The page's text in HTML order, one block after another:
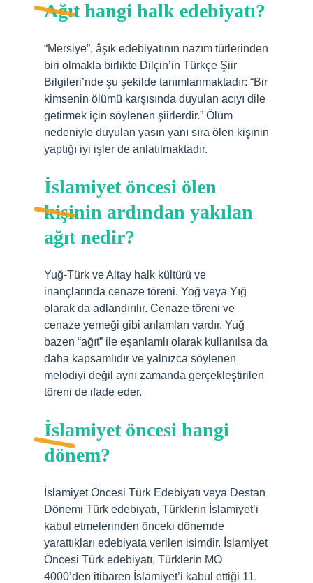
Ağıt hangi halk edebiyatı?
“Mersiye”, âşık edebiyatının nazım türlerinden
biri olmakla birlikte Dilçin’in Türkçe Şiir
Bilgileri’nde şu şekilde tanımlanmaktadır: “Bir
kimsenin ölümü karşısında duyulan acıyı dile
getirmek için söylenen şiirlerdir.” Ölüm
nedeniyle duyulan yasın yanı sıra ölen kişinin
yaptığı iyi işler de anlatılmaktadır.
İslamiyet öncesi ölen
kişinin ardından yakılan
ağıt nedir?
Yuğ-Türk ve Altay halk kültürü ve
inançlarında cenaze töreni. Yoğ veya Yığ
olarak da adlandırılır. Cenaze töreni ve
cenaze yemeği gibi anlamları vardır. Yuğ
bazen “ağıt” ile eşanlamlı olarak kullanılsa da
daha kapsamlıdır ve yalnızca söylenen
melodiyi değil aynı zamanda gerçekleştirilen
töreni de ifade eder.
İslamiyet öncesi hangi
dönem?
İslamiyet Öncesi Türk Edebiyatı veya Destan
Dönemi Türk edebiyatı, Türklerin İslamiyet’i
kabul etmelerinden önceki dönemde
yarattıkları edebiyata verilen isimdir. İslamiyet
Öncesi Türk edebiyatı, Türklerin MÖ
4000’den itibaren İslamiyet’i kabul ettiği 11.